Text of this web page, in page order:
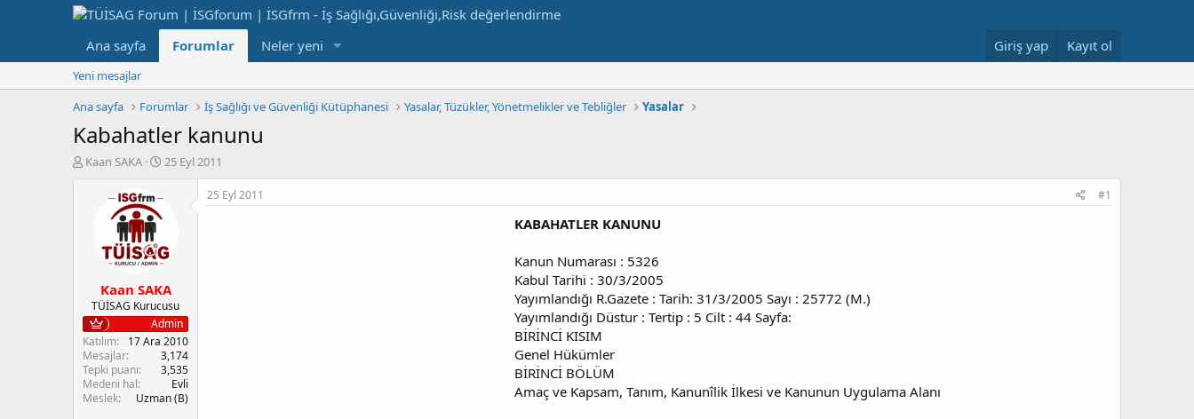
Ana sayfa Forumlar Neler yeni Giriş yap Kayıt ol
Yeni mesajlar
Ana sayfa
Forumlar İş Sağlığı ve Güvenliği Kütüphanesi Yasalar, Tüzükler, Yönetmelikler ve Tebliğler Yasalar
Kabahatler kanunu
K
l
a
t
a
n
Kaan SAKA
B
g
ç
t
a
r
i
h
25 Eyl 2011
Kaan SAKA
TÜİSAG Kurucusu
Admin
Katılım
17 Ara 2010
Mesajlar
3,174
Tepki puanı
3,535
Medeni hal
Evli
Meslek
Uzman (B)
25 Eyl 2011 #1
KABAHATLER KANUNU
Kanun Numarası : 5326
Kabul Tarihi : 30/3/2005
Yayımlandığı R.Gazete : Tarih: 31/3/2005 Sayı : 25772 (M.)
Yayımlandığı Düstur : Tertip : 5 Cilt : 44 Sayfa:
BİRİNCİ KISIM
Genel Hükümler
BİRİNCİ BÖLÜM
Amaç ve Kapsam, Tanım, Kanunîlik İlkesi ve Kanunun Uygulama Alanı